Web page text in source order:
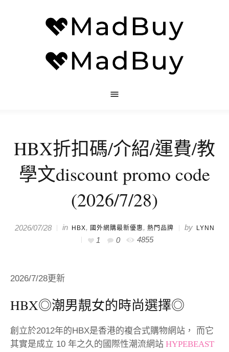
HBX折扣碼/介紹/運費/教
學文discount promo code
(2026/7/28)
2026/07/28 in HBX, 國外網購最新優惠 , 熱門品牌 by LYNN
1 0 4855
2026/7/28更新
HBX◎潮男靚女的時尚選擇◎
創立於2012年的HBX是香港的複合式購物網站， 而它
其實是成立 10 年之久的國際性潮流網站 HYPEBEAST